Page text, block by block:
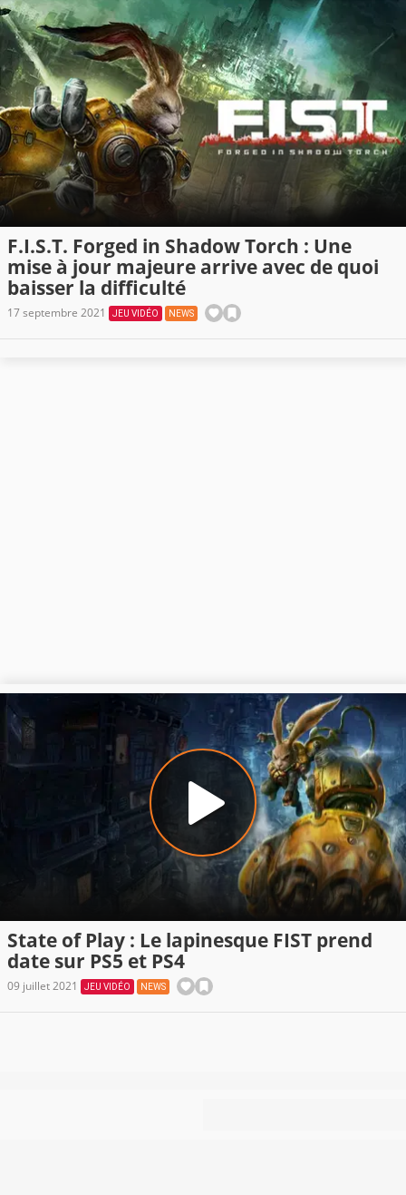
F.I.S.T. Forged in Shadow Torch : Une
mise à jour majeure arrive avec de quoi
baisser la difficulté
17 septembre 2021 JEU VIDÉO NEWS
State of Play : Le lapinesque FIST prend
date sur PS5 et PS4
09 juillet 2021 JEU VIDÉO NEWS